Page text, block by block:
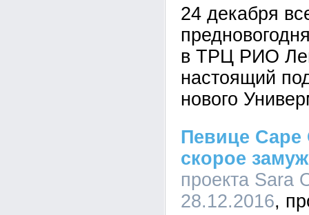
24 декабря
в ТРЦ РИО
настоящий
нового
Певице Саре
скорое
проекта Sara
28.12.2016